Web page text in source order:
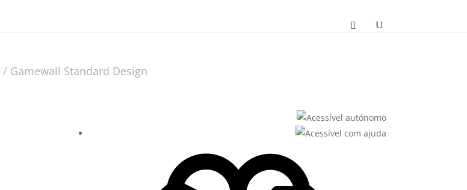
/ Gamewall Standard Design